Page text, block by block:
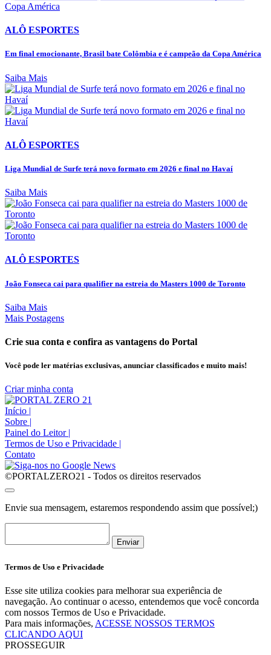
ALÔ ESPORTES
Em final emocionante, Brasil bate Colômbia e é campeão da Copa América
Saiba Mais
ALÔ ESPORTES
Liga Mundial de Surfe terá novo formato em 2026 e final no Havaí
Saiba Mais
ALÔ ESPORTES
João Fonseca cai para qualifier na estreia do Masters 1000 de Toronto
Saiba Mais
Mais Postagens
Crie sua conta e confira as vantagens do Portal
Você pode ler matérias exclusivas, anunciar classificados e muito mais!
Criar minha conta
Início |
Sobre |
Painel do Leitor |
Termos de Uso e Privacidade |
Contato
©PORTALZERO21 - Todos os direitos reservados
Envie sua mensagem, estaremos respondendo assim que possível;)
Enviar
Termos de Uso e Privacidade
Esse site utiliza cookies para melhorar sua experiência de
navegação. Ao continuar o acesso, entendemos que você concorda
com nossos Termos de Uso e Privacidade.
Para mais informações, ACESSE NOSSOS TERMOS
CLICANDO AQUI
PROSSEGUIR